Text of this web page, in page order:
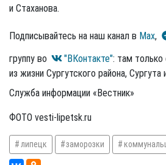
и Стаханова.
Подписывайтесь на наш канал в Max,
группу во
"ВКонтакте": там
из жизни Сургутского района,
Служба информации «Вестник»
ФОТО vesti-lipetsk.ru
липецк заморозки